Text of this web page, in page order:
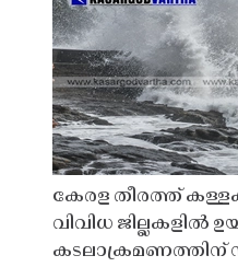
കേരള തീരത്ത്
വിവിധ ജില്ലകളിൽ
കടലാക്രമണത്തിന്